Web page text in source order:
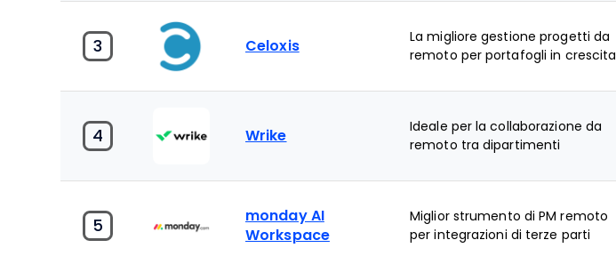
3 Celoxis
La migliore gestione progetti da
remoto per portafogli in crescita
4 Wrike
Ideale per la collaborazione da
remoto tra dipartimenti
5
monday AI
Workspace
Miglior strumento di PM remoto
per integrazioni di terze parti